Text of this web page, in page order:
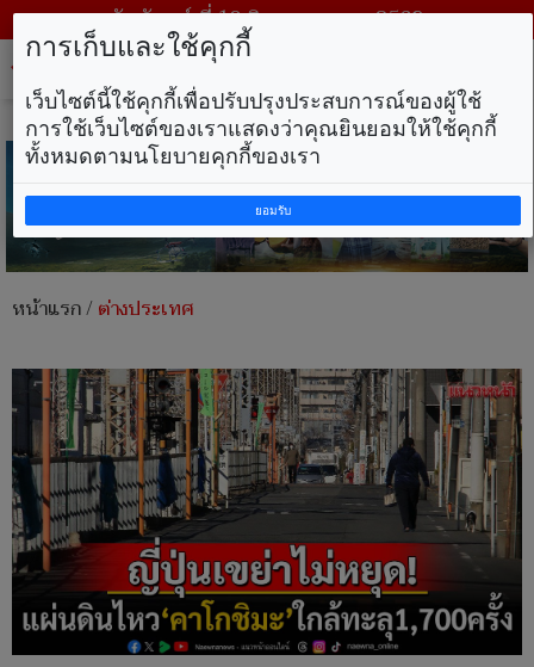
วันจันทร์ ที่ 10 สิงหาคม พ.ศ. 2569
หน้าแรก/ต่างประเทศ
การเก็บและใช้คุกกี้
เว็บไซต์นี้ใช้คุกกี้เพื่อปรับปรุงประสบการณ์ของผู้ใช้
การใช้เว็บไซต์ของเราแสดงว่าคุณยินยอมให้ใช้คุกกี้
ทั้งหมดตามนโยบายคุกกี้ของเรา
ยอมรับ